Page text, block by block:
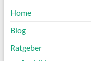
Home
Blog
Ratgeber